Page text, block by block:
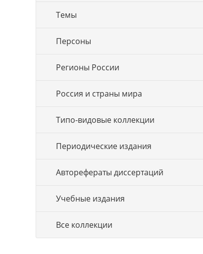
Темы
Персоны
Регионы России
Россия и страны мира
Типо-видовые коллекции
Периодические издания
Авторефераты диссертаций
Учебные издания
Все коллекции